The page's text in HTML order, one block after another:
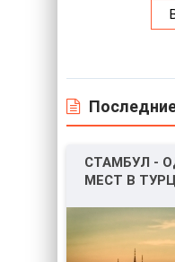
СТАМБУЛ -
МЕСТ В